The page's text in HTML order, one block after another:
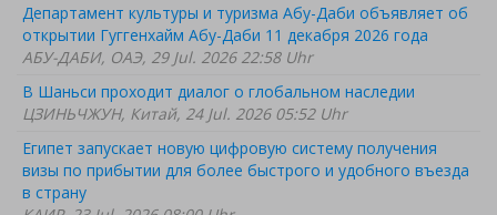
Департамент культуры и туризма Абу-Даби объявляет об
открытии Гуггенхайм Абу-Даби 11 декабря 2026 года
АБУ-ДАБИ, ОАЭ, 29 Jul. 2026 22:58 Uhr
В Шаньси проходит диалог о глобальном наследии
ЦЗИНЬЧЖУН, Китай, 24 Jul. 2026 05:52 Uhr
Египет запускает новую цифровую систему получения
визы по прибытии для более быстрого и удобного въезда
в страну